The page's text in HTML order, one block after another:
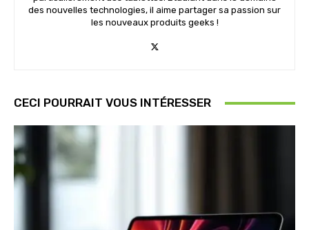
des nouvelles technologies, il aime partager sa passion sur
les nouveaux produits geeks !
CECI POURRAIT VOUS INTÉRESSER